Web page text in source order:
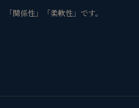
関係性」「柔軟性」です。